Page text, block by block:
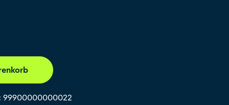
99900000000022